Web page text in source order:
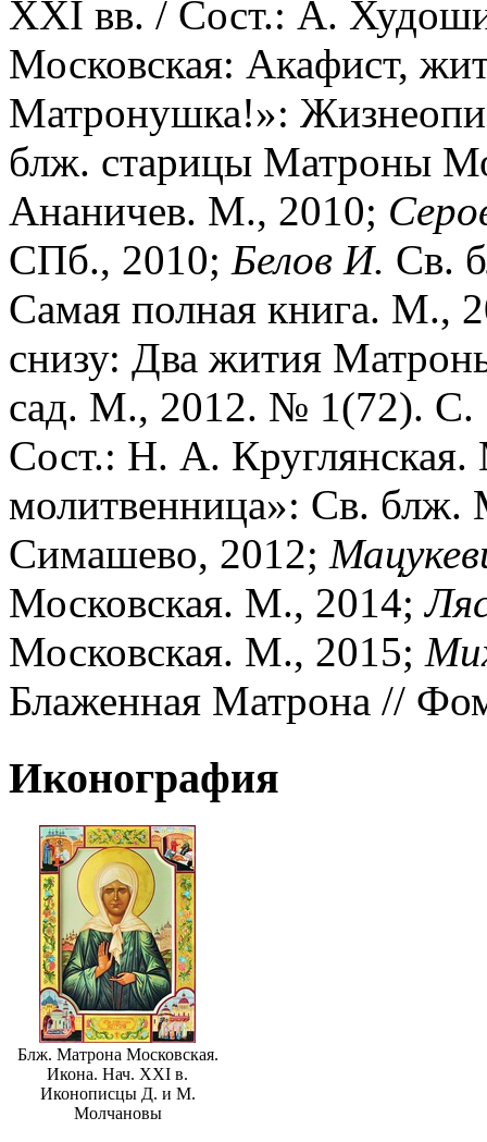
XXI вв. / Сост.: А.
Московская: Акафист,
Матронушка!»:
блж. старицы Матроны
Ананичев. М., 2010;
СПб., 2010; Белов И. Св.
Самая полная книга. М.,
снизу: Два жития
сад. М., 2012. № 1(72). С.
Сост.: Н. А.
молитвенница»: Св. блж.
Симашево, 2012;
Московская. М., 2014;
Московская. М., 2015;
Блаженная Матрона //
Иконография
Блж. Матрона Московская.
Икона. Нач. XXI в.
Иконописцы Д. и М.
Молчановы